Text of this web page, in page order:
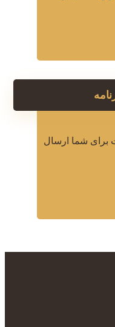
برای شما ارسال